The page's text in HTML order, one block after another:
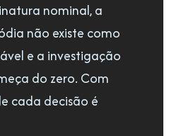
nominal, a
não existe como
e a investigação
do zero. Com
cada decisão é